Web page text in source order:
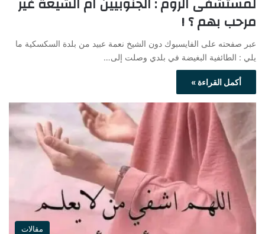
مرحب بهم ؟ !
عبر صفحته على الفايسبوك دون الشيخ نعمة عبيد من بلدة السكسكية ما
يلي : الطائفية البغيضة في بلدي وصلت إلى…
أكمل القراءة »
مقالات